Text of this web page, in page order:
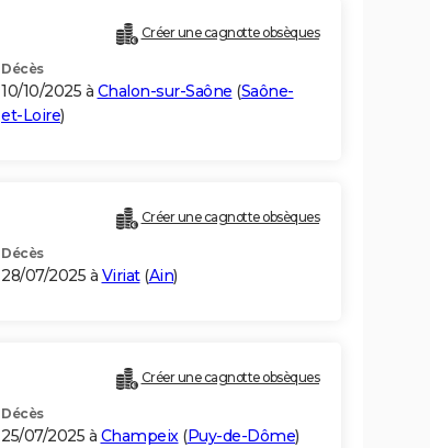
Créer une cagnotte obsèques
Décès
10/10/2025 à Chalon-sur-Saône (Saône-
et-Loire)
Créer une cagnotte obsèques
Décès
28/07/2025 à Viriat(Ain)
Créer une cagnotte obsèques
Décès
25/07/2025 à Champeix(Puy-de-Dôme)